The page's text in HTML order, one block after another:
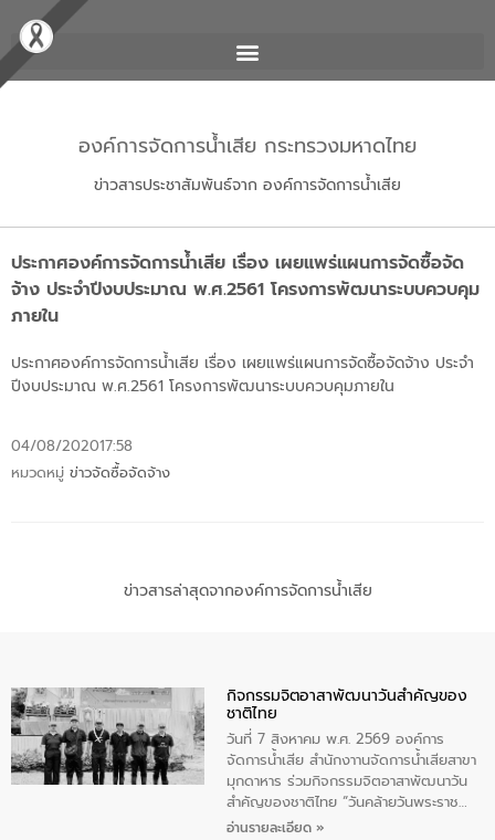
องค์การจัดการน้ำเสีย กระทรวงมหาดไทย
ข่าวสารประชาสัมพันธ์จาก องค์การจัดการน้ำเสีย
ประกาศองค์การจัดการน้ำเสีย เรื่อง เผยแพร่แผนการจัดซื้อจัด
จ้าง ประจำปีงบประมาณ พ.ศ.2561 โครงการพัฒนาระบบควบคุม
ภายใน
ประกาศองค์การจัดการน้ำเสีย เรื่อง เผยแพร่แผนการจัดซื้อจัดจ้าง ประจำ
ปีงบประมาณ พ.ศ.2561 โครงการพัฒนาระบบควบคุมภายใน
04/08/202017:58
หมวดหมู่ ข่าวจัดซื้อจัดจ้าง
ข่าวสารล่าสุดจากองค์การจัดการน้ำเสีย
กิจกรรมจิตอาสาพัฒนาวันสําคัญของ
ชาติไทย
วันที่ 7 สิงหาคม พ.ศ. 2569 องค์การ
จัดการน้ำเสีย สำนักงาานจัดการน้ำเสียสาขา
มุกดาหาร ร่วมกิจกรรมจิตอาสาพัฒนาวัน
สําคัญของชาติไทย “วันคล้ายวันพระราช
สมภพ สมเด็จพระนางเจ้าสิริกิติ์พระบรม
อ่านรายละเอียด »